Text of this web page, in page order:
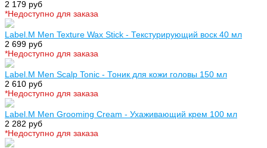
2 179 руб
*Недоступно для заказа
Label.M Men Texture Wax Stick - Текстурирующий воск 40 мл
2 699 руб
*Недоступно для заказа
Label.M Men Scalp Tonic - Тоник для кожи головы 150 мл
2 610 руб
*Недоступно для заказа
Label.M Men Grooming Cream - Ухаживающий крем 100 мл
2 282 руб
*Недоступно для заказа